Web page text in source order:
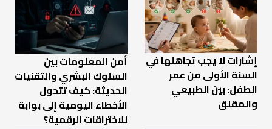
إشارات لا يجب تجاهلها في
السنة الأولى من عمر
الطفل: بين الطبيعي
والمقلق
أمن المعلومات بين
السلوك البشري والتقنيات
الحديثة: كيف تتحول
الأخطاء اليومية إلى بوابة
للاختراقات الرقمية؟